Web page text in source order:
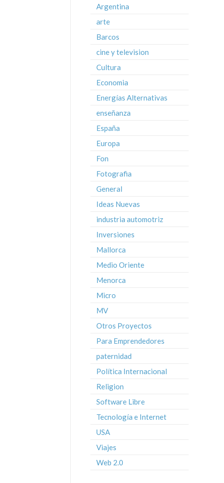
Argentina
arte
Barcos
cine y television
Cultura
Economia
Energías Alternativas
enseñanza
España
Europa
Fon
Fotografia
General
Ideas Nuevas
industria automotriz
Inversiones
Mallorca
Medio Oriente
Menorca
Micro
MV
Otros Proyectos
Para Emprendedores
paternidad
Política Internacional
Religion
Software Libre
Tecnología e Internet
USA
Viajes
Web 2.0